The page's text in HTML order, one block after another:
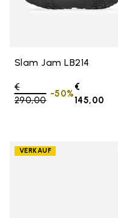
Slam Jam LB214
Price reduced from
€
290,00to
€
145,00
-50%
VERKAUF